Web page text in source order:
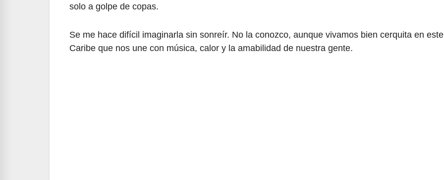
solo a golpe de copas.
Se me hace difícil imaginarla sin sonreír. No la conozco, aunque vivamos bien cerquita en este
Caribe que nos une con música, calor y la amabilidad de nuestra gente.